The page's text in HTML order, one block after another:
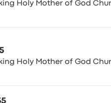
Holy Mother of God
Holy Mother of God